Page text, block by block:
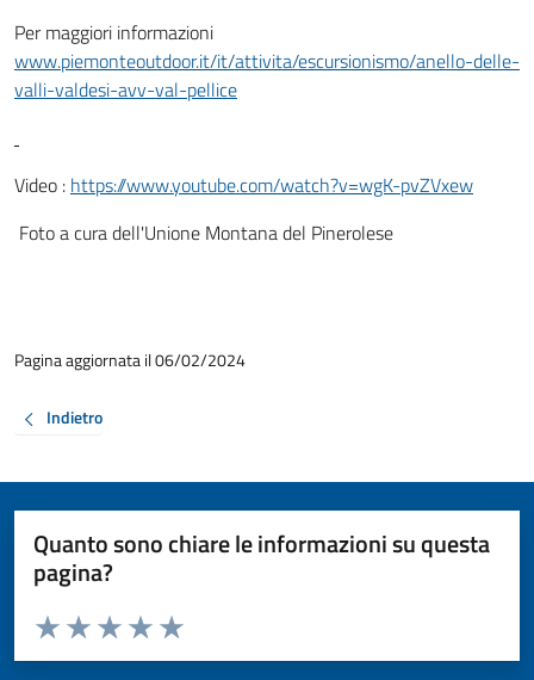
Per maggiori informazioni
www.piemonteoutdoor.it/it/attivita/escursionismo/anello-delle-
valli-valdesi-avv-val-pellice
Video : https://www.youtube.com/watch?v=wgK-pvZVxew
Foto a cura dell'Unione Montana del Pinerolese
Pagina aggiornata il 06/02/2024
Indietro
Quanto sono chiare le informazioni su questa
pagina?
Valuta da 1 a 5 stelle la pagina
Valuta 5 stelle su 5
Valuta 4 stelle su 5
Valuta 3 stelle su 5
Valuta 2 stelle su 5
Valuta 1 stelle su 5